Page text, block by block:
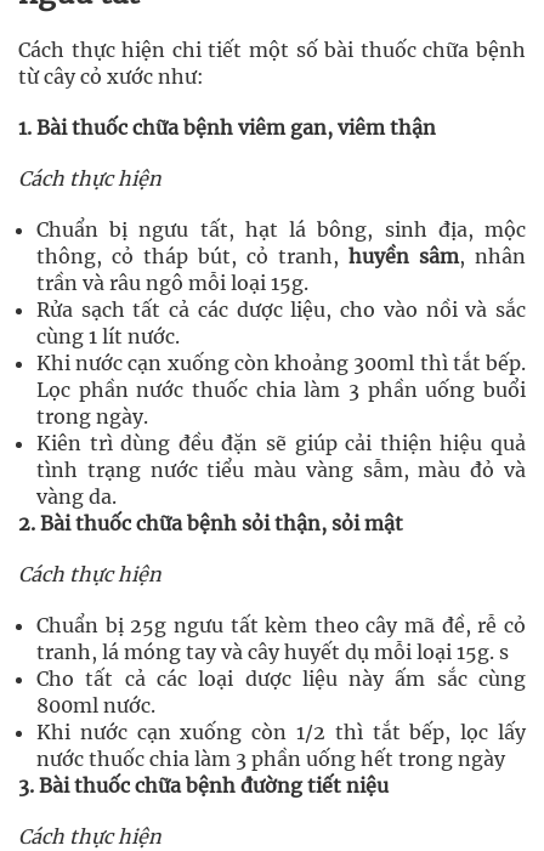
Cách thực hiện chi tiết một số bài thuốc chữa bệnh
từ cây cỏ xước như:
1. Bài thuốc chữa bệnh viêm gan, viêm thận
Cách thực hiện
Chuẩn bị ngưu tất, hạt lá bông, sinh địa, mộc
thông, cỏ tháp bút, cỏ tranh, huyền sâm, nhân
trần và râu ngô mỗi loại 15g.
Rửa sạch tất cả các dược liệu, cho vào nồi và sắc
cùng 1 lít nước.
Khi nước cạn xuống còn khoảng 300ml thì tắt bếp.
Lọc phần nước thuốc chia làm 3 phần uống buổi
trong ngày.
Kiên trì dùng đều đặn sẽ giúp cải thiện hiệu quả
tình trạng nước tiểu màu vàng sẫm, màu đỏ và
vàng da.
2. Bài thuốc chữa bệnh sỏi thận, sỏi mật
Cách thực hiện
Chuẩn bị 25g ngưu tất kèm theo cây mã đề, rễ cỏ
tranh, lá móng tay và cây huyết dụ mỗi loại 15g. s
Cho tất cả các loại dược liệu này ấm sắc cùng
800ml nước.
Khi nước cạn xuống còn 1/2 thì tắt bếp, lọc lấy
nước thuốc chia làm 3 phần uống hết trong ngày
3. Bài thuốc chữa bệnh đường tiết niệu
Cách thực hiện